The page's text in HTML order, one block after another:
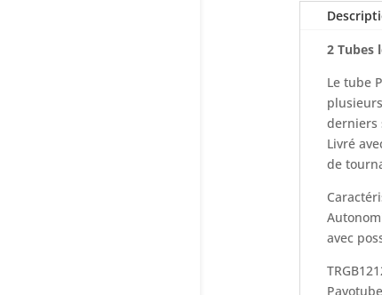
2 Tubes
Le tube
derniers
Livré
de
avec